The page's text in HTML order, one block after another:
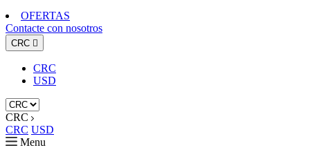
OFERTAS
Contacte con nosotros
CRC 
CRC
USD
CRC
CRC USD
Menu